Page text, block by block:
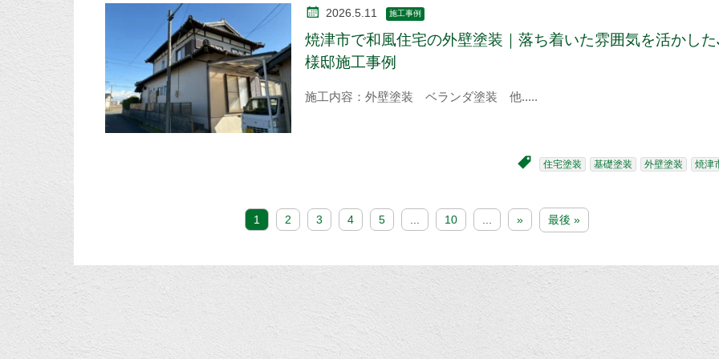
2026.5.11 施工事例
焼津市で和風住宅の外壁塗装｜落ち着いた雰囲気を活かし
様邸施工事例
施工内容：外壁塗装 ベランダ塗装 他
住宅塗装 基礎塗装 外壁塗装 焼津
1 2 3 4 5 10 » 最後 »